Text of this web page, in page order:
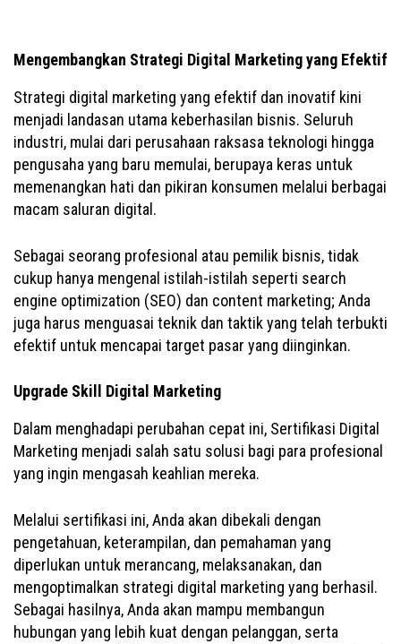
Mengembangkan Strategi Digital Marketing yang Efektif
Strategi digital marketing yang efektif dan inovatif kini
menjadi landasan utama keberhasilan bisnis. Seluruh
industri, mulai dari perusahaan raksasa teknologi hingga
pengusaha yang baru memulai, berupaya keras untuk
memenangkan hati dan pikiran konsumen melalui berbagai
macam saluran digital.
Sebagai seorang profesional atau pemilik bisnis, tidak
cukup hanya mengenal istilah-istilah seperti search
engine optimization (SEO) dan content marketing; Anda
juga harus menguasai teknik dan taktik yang telah terbukti
efektif untuk mencapai target pasar yang diinginkan.
Upgrade Skill Digital Marketing
Dalam menghadapi perubahan cepat ini, Sertifikasi Digital
Marketing menjadi salah satu solusi bagi para profesional
yang ingin mengasah keahlian mereka.
Melalui sertifikasi ini, Anda akan dibekali dengan
pengetahuan, keterampilan, dan pemahaman yang
diperlukan untuk merancang, melaksanakan, dan
mengoptimalkan strategi digital marketing yang berhasil.
Sebagai hasilnya, Anda akan mampu membangun
hubungan yang lebih kuat dengan pelanggan, serta